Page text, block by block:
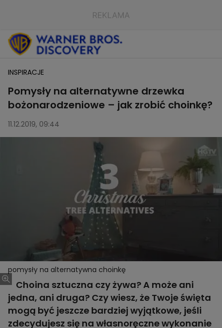
INSPIRACJE
Pomysły na alternatywne drzewka
bożonarodzeniowe – jak zrobić choinkę?
11.12.2019, 09:44
pomysły na alternatywna choinkę
Choina sztuczna czy żywa? A może ani
jedna, ani druga? Czy wiesz, że Twoje święta
mogą być jeszcze bardziej wyjątkowe, jeśli
zdecydujesz się na własnoręczne wykonanie